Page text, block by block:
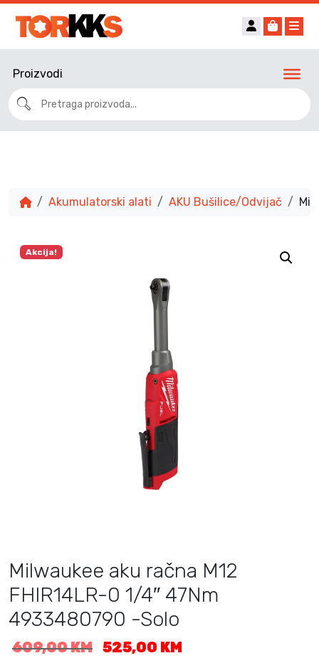
Account
Cart
Proizvodi
Akumulatorski alati AKU Bušilice/Odvijač
Akcija!
Milwaukee aku račna M12
FHIR14LR-0 1/4″ 47Nm
4933480790 -Solo
609,00KM 525,00 KM